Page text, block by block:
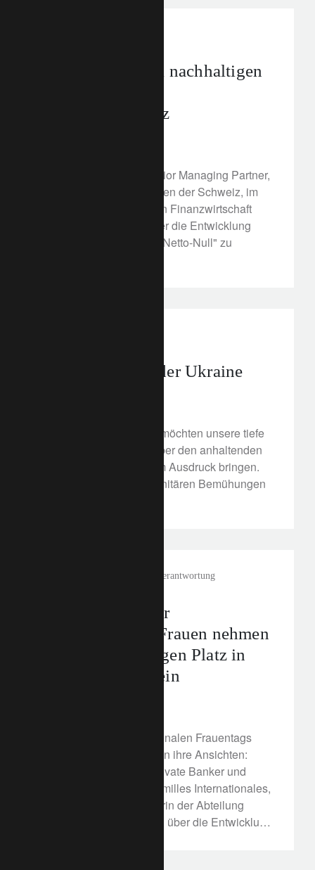
Vorreiterrolle bei nachhaltigen
Klimatransparenz
Patrick Odier, unser Senior Managing Partner,
spricht über das Bestreben der Schweiz, im
Bereich der nachhaltigen Finanzwirtschaft
führend zu sein, und über die Entwicklung
eines Klimascores, um "Netto-Null" zu
Der Konflikt in der Ukraine
Wir von Lombard Odier möchten unsere tiefe
Besorgnis und Trauer über den anhaltenden
Krieg in der Ukraine zum Ausdruck bringen.
Mehr über unsere humanitären Bemühungen
Unternehmerische Verantwortung
Auf dem Weg zur
Gleichstellung: Frauen nehmen
ihren rechtmässigen Platz in
der Arbeitswelt ein
Anlässlich des Internationalen Frauentags
teilen unsere Expertinnen ihre Ansichten:
Nadine Mottu, Senior Private Banker und
Leiterin von Grandes Familles Internationales,
und Ebba Lepage, Leiterin der Abteilung
Corporate Sustainability, über die Entwicklung